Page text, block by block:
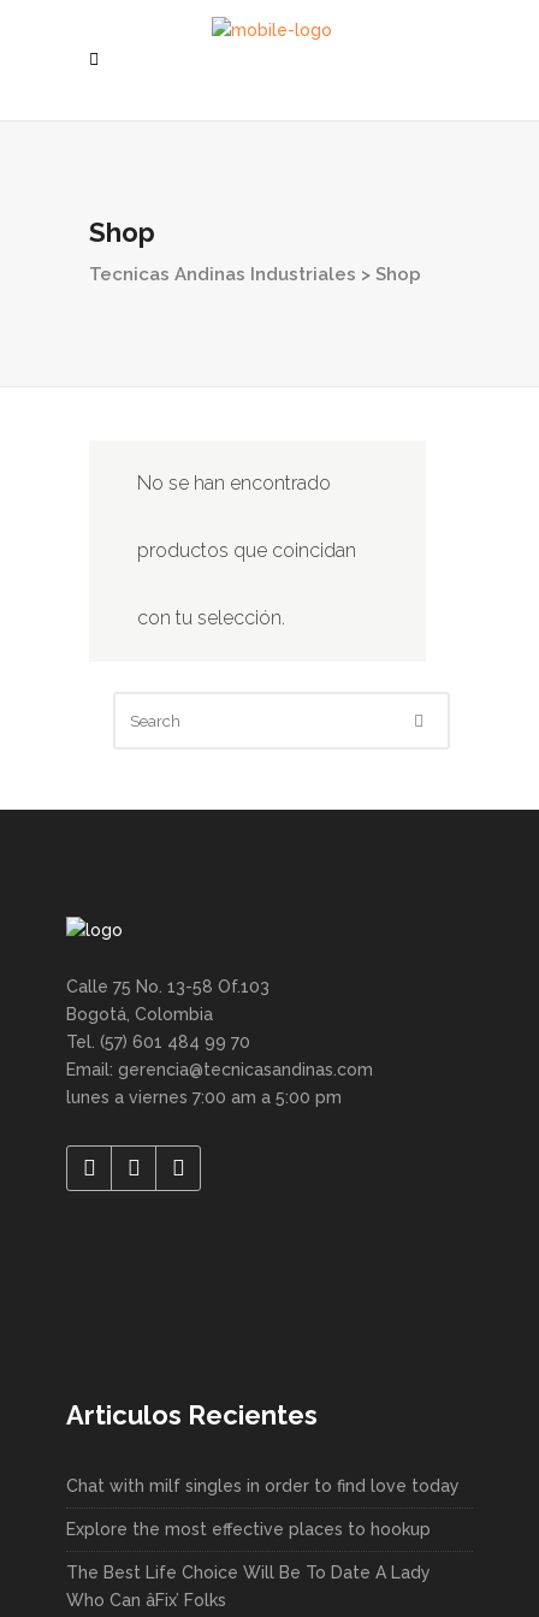
Shop
Tecnicas Andinas Industriales > Shop
No se han encontrado
productos que coincidan
con tu selección.
Calle 75 No. 13-58 Of.103
Bogotá, Colombia
Tel. (57) 601 484 99 70
Email: gerencia@tecnicasandinas.com
lunes a viernes 7:00 am a 5:00 pm
Articulos Recientes
Chat with milf singles in order to find love today
Explore the most effective places to hookup
The Best Life Choice Will Be To Date A Lady
Who Can âFix’ Folks